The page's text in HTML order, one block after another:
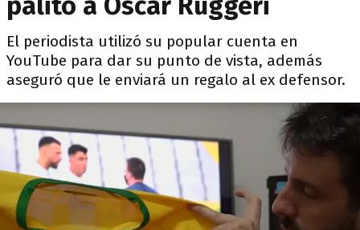
El periodista utilizó su popular cuenta en
YouTube para dar su punto de vista, además
aseguró que le enviará un regalo al ex defensor.